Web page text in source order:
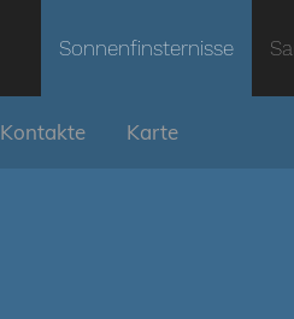
Sonnenfinsternisse
Kontakte Karte